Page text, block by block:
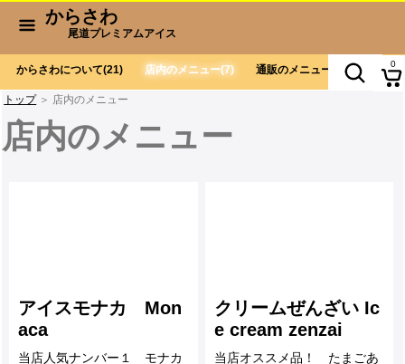
からさわ
尾道プレミアムアイス
からさわについて(21) 店内のメニュー(7) 通販のメニュー (9) お会計
0
トップ＞ 店内のメニュー
店内のメニュー
アイスモナカ Mon
aca
当店人気ナンバー１ モナカ
クリームぜんざい Ic
e cream zenzai
当店オススメ品！ たまごあ